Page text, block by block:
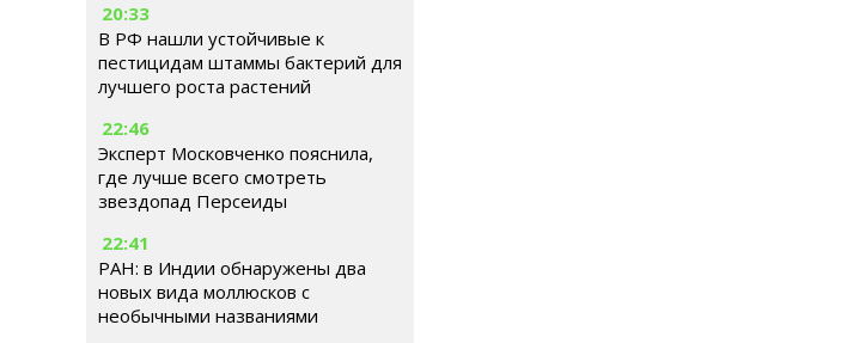
20:33
В РФ нашли устойчивые к
пестицидам штаммы бактерий для
лучшего роста растений
22:46
Эксперт Московченко пояснила,
где лучше всего смотреть
звездопад Персеиды
22:41
РАН: в Индии обнаружены два
новых вида моллюсков с
необычными названиями